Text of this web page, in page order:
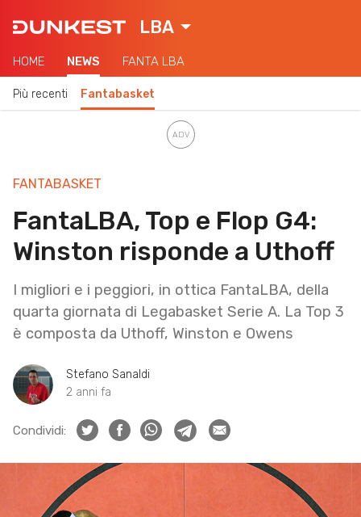
LBA
HOME NEWS FANTA LBA
Più recenti Fantabasket
FANTABASKET
FantaLBA, Top e Flop G4:
Winston risponde a Uthoff
I migliori e i peggiori, in ottica FantaLBA, della
quarta giornata di Legabasket Serie A. La Top 3
è composta da Uthoff, Winston e Owens
Stefano Sanaldi
2 anni fa
Condividi: